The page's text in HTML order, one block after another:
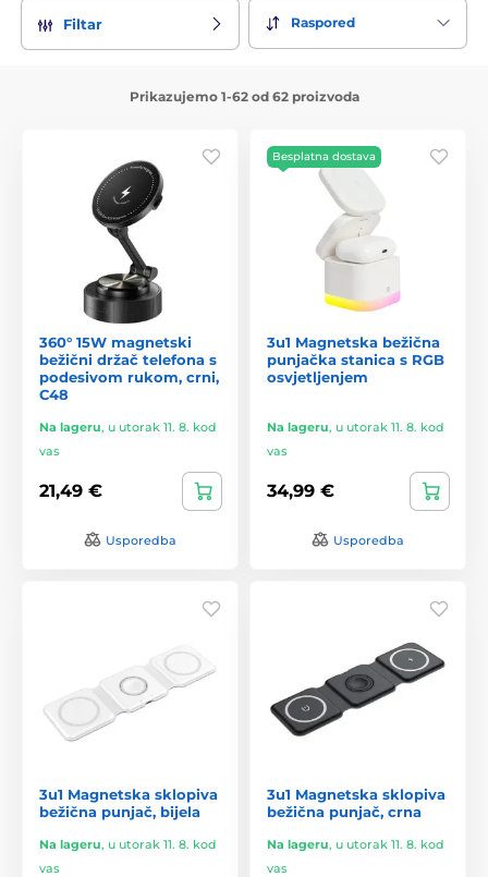
Filtar Raspored
Prikazujemo 1-62 od 62 proizvoda
360° 15W magnetski
bežični držač telefona s
podesivom rukom, crni,
C48
Na lageru, u utorak 11. 8. kod
vas
21,49 €
Usporedba
Besplatna dostava
3u1 Magnetska bežična
punjačka stanica s RGB
osvjetljenjem
Na lageru, u utorak 11. 8. kod
vas
34,99 €
Usporedba
3u1 Magnetska sklopiva
bežična punjač, bijela
Na lageru, u utorak 11. 8. kod
vas
3u1 Magnetska sklopiva
bežična punjač, crna
Na lageru, u utorak 11. 8. kod
vas